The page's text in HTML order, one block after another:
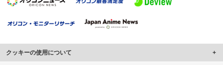
クッキーの使用について